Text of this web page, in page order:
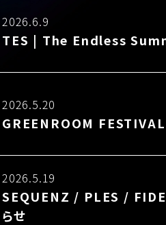
2026.6.9
TES | The Endless
2026.5.20
GREENROOM
2026.5.19
SEQUENZ / PLES /
らせ